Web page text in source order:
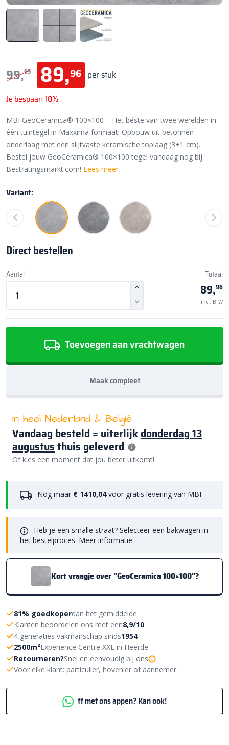
99,95 89,96 per stuk
Je bespaart 10%
MBI GeoCeramica® 100×100 – Het béste van twee werelden in
één tuintegel in Maxxima formaat! Opbouw uit betonnen
onderlaag met een slijtvaste keramische toplaag (3+1 cm).
Bestel jouw GeoCeramica® 100×100 tegel vandaag nog bij
Bestratingsmarkt.com! Lees meer
Variant:
Direct bestellen
Aantal Totaal
89,96
incl. BTW
Toevoegen aan vrachtwagen
Maak compleet
In heel Nederland & België
Vandaag besteld = uiterlijkdonderdag 13
augustusthuis geleverd
Of kies een moment dat jou beter uitkomt!
Nog maar € 1410,04voor gratis levering van MBI
Heb je een smalle straat? Selecteer een bakwagen in
het bestelproces. Meer informatie
Kort vraagje over "GeoCeramica 100×100"?
81% goedkoperdan het gemiddelde
Klanten beoordelen ons met een8,9/10
4 generaties vakmanschap sinds1954
2500m²Experience Centre XXL in Heerde
Retourneren?Snel en eenvoudig bij ons
Voor elke klant: particulier, hovenier of aannemer
ff met ons appen? Kan ook!